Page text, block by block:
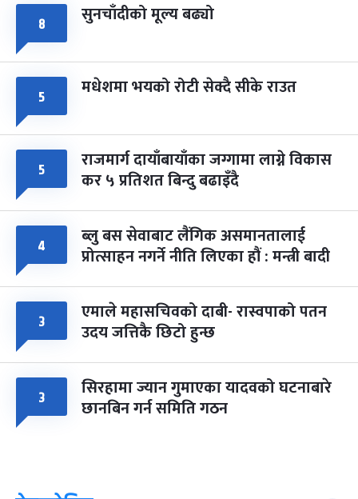
८ सुनचाँदीको मूल्य बढ्यो
५ मधेशमा भयको रोटी सेक्दै सीके राउत
५ राजमार्ग दायाँबायाँका जग्गामा लाग्ने विकास
कर ५ प्रतिशत बिन्दु बढाइँदै
४ ब्लु बस सेवाबाट लैंगिक असमानतालाई
प्रोत्साहन नगर्ने नीति लिएका हौं : मन्त्री बादी
३ एमाले महासचिवको दाबी- रास्वपाको पतन
उदय जत्तिकै छिटो हुन्छ
३ सिरहामा ज्यान गुमाएका यादवको घटनाबारे
छानबिन गर्न समिति गठन